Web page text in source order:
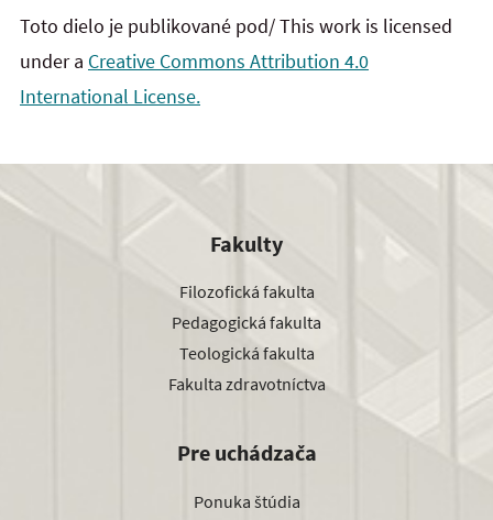
Toto dielo je publikované pod/ This work is licensed
under a Creative Commons Attribution 4.0
International License.
Fakulty
Filozofická fakulta
Pedagogická fakulta
Teologická fakulta
Fakulta zdravotníctva
Pre uchádzača
Ponuka štúdia